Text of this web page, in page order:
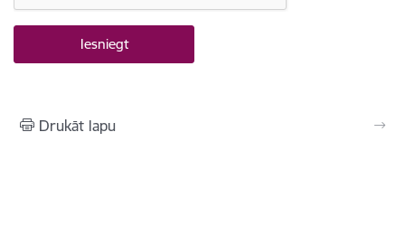
Drukāt lapu